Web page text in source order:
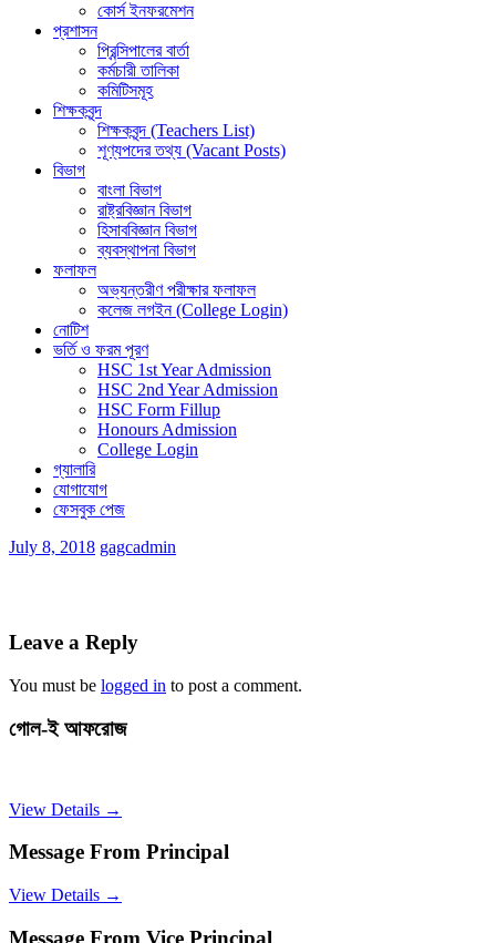
কোর্স ইনফরমেশন
প্রশাসন
প্রিন্সিপালের বার্তা
কর্মচারী তালিকা
কমিটিসমূহ
শিক্ষকবৃন্দ
শিক্ষকবৃন্দ (Teachers List)
শূণ্যপদের তথ্য (Vacant Posts)
বিভাগ
বাংলা বিভাগ
রাষ্ট্রবিজ্ঞান বিভাগ
হিসাববিজ্ঞান বিভাগ
ব্যবস্থাপনা বিভাগ
ফলাফল
অভ্যন্তরীণ পরীক্ষার ফলাফল
কলেজ লগইন (College Login)
নোটিশ
ভর্তি ও ফরম পূরণ
HSC 1st Year Admission
HSC 2nd Year Admission
HSC Form Fillup
Honours Admission
College Login
গ্যালারি
যোগাযোগ
ফেসবুক পেজ
July 8, 2018 gagcadmin
Leave a Reply
You must be logged in to post a comment.
গোল-ই আফরোজ
View Details →
Message From Principal
View Details →
Message From Vice Principal